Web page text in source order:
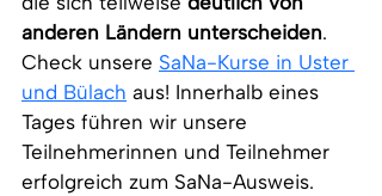
anderen Ländern unterscheiden.
Check unsere SaNa-Kurse in Uster
und Bülach aus! Innerhalb eines
Tages führen wir unsere
Teilnehmerinnen und Teilnehmer
erfolgreich zum SaNa-Ausweis.